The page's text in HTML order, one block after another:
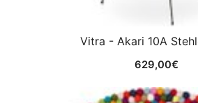
Vitra - Akari 10A
629,00€